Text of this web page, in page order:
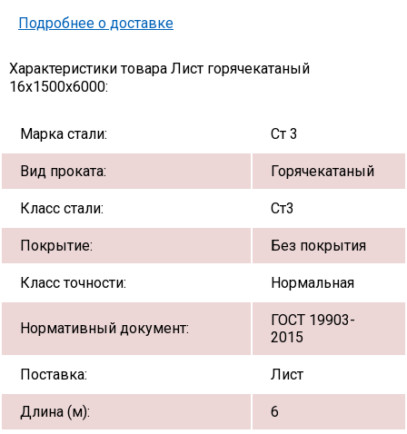
Подробнее о доставке
Характеристики товара Лист горячекатаный
16х1500х6000:
Марка стали: Ст 3
Вид проката: Горячекатаный
Класс стали: Ст3
Покрытие: Без покрытия
Класс точности: Нормальная
Нормативный документ:
ГОСТ 19903-
2015
Поставка: Лист
Длина (м): 6